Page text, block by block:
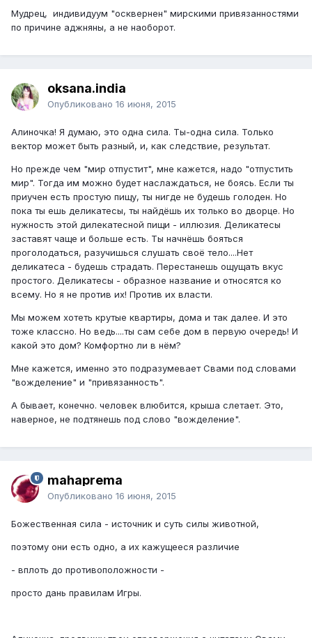
Мудрец, индивидуум "осквернен" мирскими привязанностями
по причине аджняны, а не наоборот.
oksana.india
Опубликовано 16 июня, 2015
Алиночка! Я думаю, это одна сила. Ты-одна сила. Только
вектор может быть разный, и, как следствие, результат.
Но прежде чем "мир отпустит", мне кажется, надо "отпустить
мир". Тогда им можно будет наслаждаться, не боясь. Если ты
приучен есть простую пищу, ты нигде не будешь голоден. Но
пока ты ешь деликатесы, ты найдёшь их только во дворце. Но
нужность этой дилекатесной пищи - иллюзия. Деликатесы
заставят чаще и больше есть. Ты начнёшь бояться
проголодаться, разучишься слушать своё тело....Нет
деликатеса - будешь страдать. Перестанешь ощущать вкус
простого. Деликатесы - образное название и относятся ко
всему. Но я не против их! Против их власти.
Мы можем хотеть крутые квартиры, дома и так далее. И это
тоже классно. Но ведь....ты сам себе дом в первую очередь! И
какой это дом? Комфортно ли в нём?
Мне кажется, именно это подразумевает Свами под словами
"вожделение" и "привязанность".
А бывает, конечно. человек влюбится, крыша слетает. Это,
наверное, не подтянешь под слово "вожделение".
mahaprema
Опубликовано 16 июня, 2015
Божественная сила - источник и суть силы животной,
поэтому они есть одно, а их кажущееся различие
- вплоть до противоположности -
просто дань правилам Игры.